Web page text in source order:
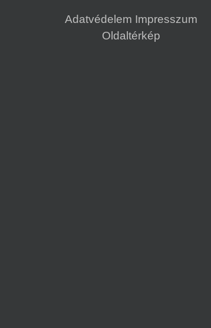
Adatvédelem Impresszum
Oldaltérkép